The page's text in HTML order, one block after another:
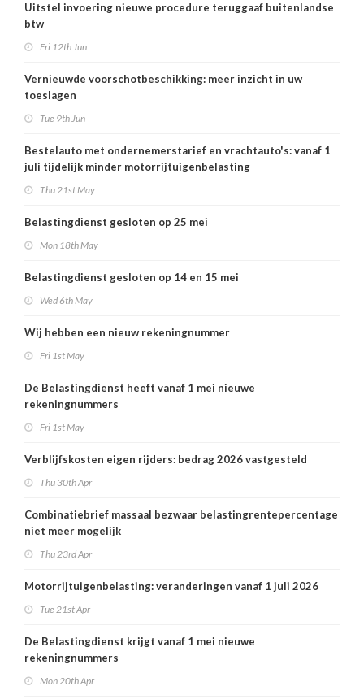
Uitstel invoering nieuwe procedure teruggaaf buitenlandse
btw
Fri 12th Jun
Vernieuwde voorschotbeschikking: meer inzicht in uw
toeslagen
Tue 9th Jun
Bestelauto met ondernemerstarief en vrachtauto's: vanaf 1
juli tijdelijk minder motorrijtuigenbelasting
Thu 21st May
Belastingdienst gesloten op 25 mei
Mon 18th May
Belastingdienst gesloten op 14 en 15 mei
Wed 6th May
Wij hebben een nieuw rekeningnummer
Fri 1st May
De Belastingdienst heeft vanaf 1 mei nieuwe
rekeningnummers
Fri 1st May
Verblijfskosten eigen rijders: bedrag 2026 vastgesteld
Thu 30th Apr
Combinatiebrief massaal bezwaar belastingrentepercentage
niet meer mogelijk
Thu 23rd Apr
Motorrijtuigenbelasting: veranderingen vanaf 1 juli 2026
Tue 21st Apr
De Belastingdienst krijgt vanaf 1 mei nieuwe
rekeningnummers
Mon 20th Apr